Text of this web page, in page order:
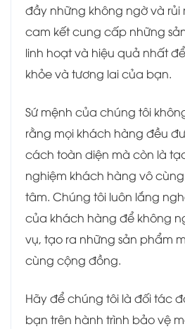
đầy những không ngờ và rủi
cam kết cung cấp những
linh hoạt và hiệu quả nhất
khỏe và tương lai của bạn.
Sứ mệnh của chúng tôi
rằng mọi khách hàng đều
cách toàn diện mà còn là
nghiệm khách hàng vô
tâm. Chúng tôi luôn lắng
của khách hàng để không
vụ, tạo ra những sản phẩm
cùng cộng đồng.
Hãy để chúng tôi là đối tác
bạn trên hành trình bảo vệ